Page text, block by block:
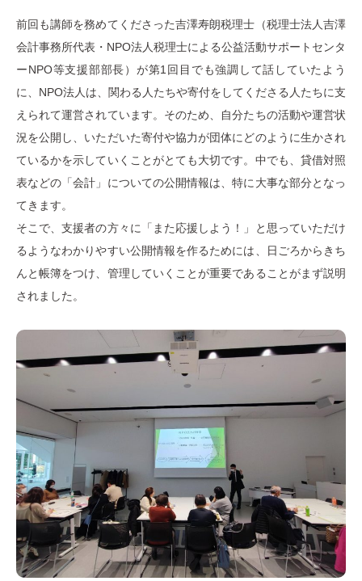
前回も講師を務めてくださった吉澤寿朗税理士（税理士法人吉澤
会計事務所代表・NPO法人税理士による公益活動サポートセンタ
ーNPO等支援部部長）が第1回目でも強調して話していたよう
に、NPO法人は、関わる人たちや寄付をしてくださる人たちに支
えられて運営されています。そのため、自分たちの活動や運営状
況を公開し、いただいた寄付や協力が団体にどのように生かされ
ているかを示していくことがとても大切です。中でも、貸借対照
表などの「会計」についての公開情報は、特に大事な部分となっ
てきます。
そこで、支援者の方々に「また応援しよう！」と思っていただけ
るようなわかりやすい公開情報を作るためには、日ごろからきち
んと帳簿をつけ、管理していくことが重要であることがまず説明
されました。